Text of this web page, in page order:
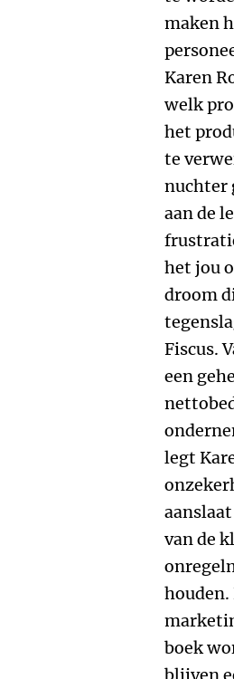
maken
Karen
welk
het
te
nuchter
aan de
het jou
droom
Fiscus.
een
legt
van de
houden.
boek